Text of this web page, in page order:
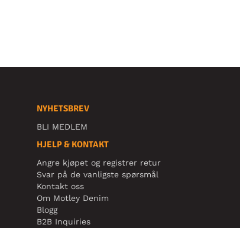
NYHETSBREV
BLI MEDLEM
HJELP & KONTAKT
Angre kjøpet og registrer retur
Svar på de vanligste spørsmål
Kontakt oss
Om Motley Denim
Blogg
B2B Inquiries